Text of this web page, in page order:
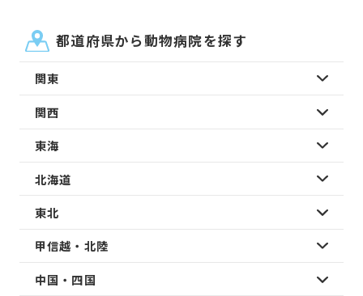
都道府県から動物病院を探す
関東
関西
東海
北海道
東北
甲信越・北陸
中国・四国